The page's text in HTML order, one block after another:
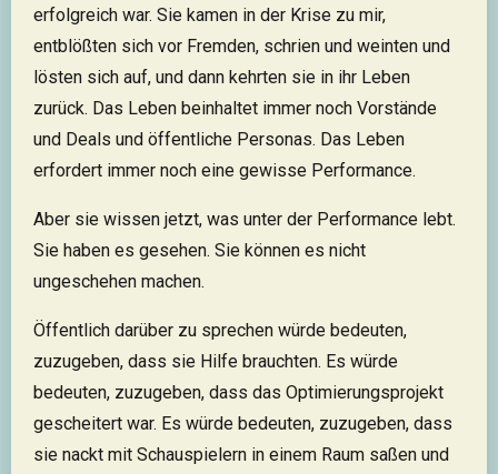
erfolgreich war. Sie kamen in der Krise zu mir,
entblößten sich vor Fremden, schrien und weinten und
lösten sich auf, und dann kehrten sie in ihr Leben
zurück. Das Leben beinhaltet immer noch Vorstände
und Deals und öffentliche Personas. Das Leben
erfordert immer noch eine gewisse Performance.
Aber sie wissen jetzt, was unter der Performance lebt.
Sie haben es gesehen. Sie können es nicht
ungeschehen machen.
Öffentlich darüber zu sprechen würde bedeuten,
zuzugeben, dass sie Hilfe brauchten. Es würde
bedeuten, zuzugeben, dass das Optimierungsprojekt
gescheitert war. Es würde bedeuten, zuzugeben, dass
sie nackt mit Schauspielern in einem Raum saßen und